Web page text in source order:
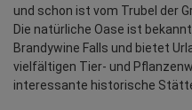
und schon ist vom Trubel der
Die natürliche Oase ist
Brandywine Falls und bietet
vielfältigen Tier- und
interessante historische